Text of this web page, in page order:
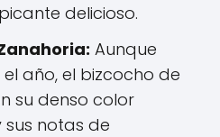
delicioso.
Aunque
año, el bizcocho de
su denso color
notas de